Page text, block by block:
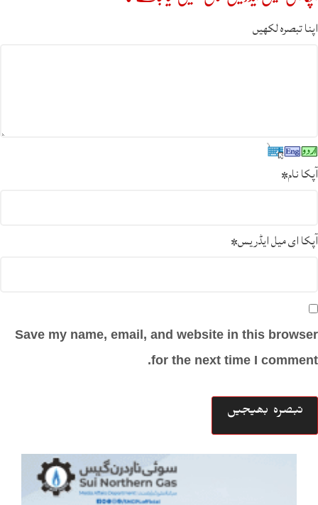
اپنا تبصرہ لکھیں
آپکا نام*
آپکا ای میل ایڈریس*
Save my name, email, and website in this browser
for the next time I comment.